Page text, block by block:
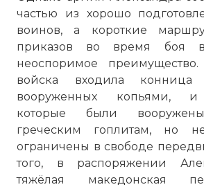
частью из хорошо
воинов, а короткие
приказов во время боя
неоспоримое
войска входила конница
вооруженных копьями, и
которые были
греческим гоплитам, но
ограничены в свободе
того, в распоряжении
тяжёлая македонская